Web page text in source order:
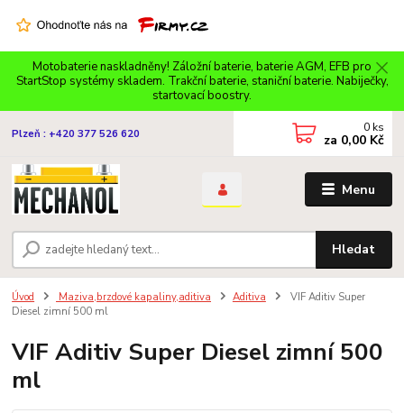
Motobaterie naskladněny! Záložní baterie, baterie AGM, EFB pro
StartStop systémy skladem. Trakční baterie, staniční baterie. Nabiječky,
startovací boostry.
Menu
Hledat
Plzeň : +420 377 526 620 0 ks
za 0,00 Kč
Úvod Maziva,brzdové kapaliny,aditiva Aditiva
VIF Aditiv Super
Diesel zimní 500 ml
VIF Aditiv Super Diesel zimní 500
ml